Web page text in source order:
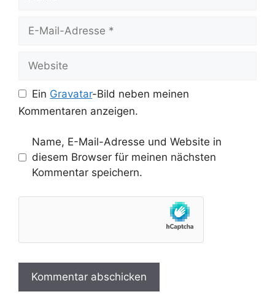
Mail-
Ein Gravatar-Bild neben meinen
Kommentaren anzeigen.
Name, E-Mail-Adresse und Website in
diesem Browser für meinen nächsten
Kommentar speichern.